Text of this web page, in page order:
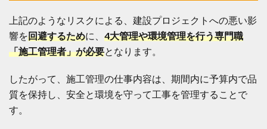
も
可
能
か
？
1.6
施
工
上記のようなリスクによる、建設プロジェクトへの悪い影
響を回避するために、 4大管理や環境管理を行う専門職
「施工管理者」が必要となります。
したがって、施工管理の仕事内容は、期間内に予算内で品
質を保持し、安全と環境を守って工事を管理することで
す。